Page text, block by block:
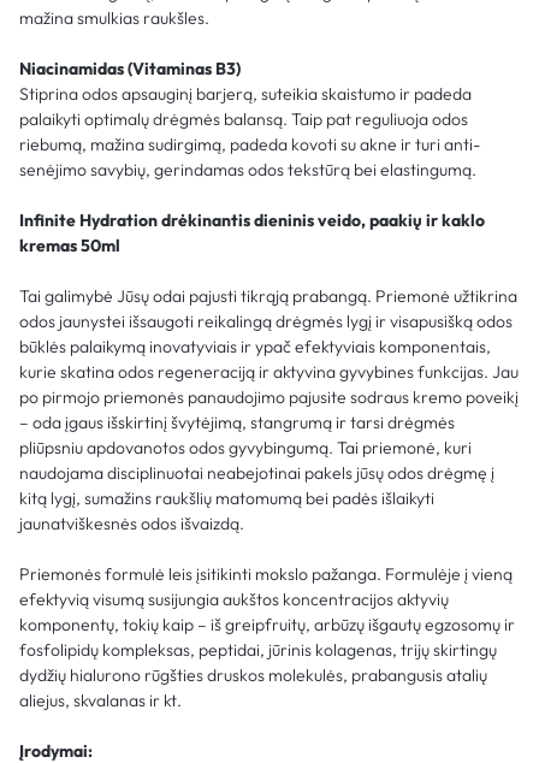
mažina smulkias raukšles.
Niacinamidas (Vitaminas B3)
Stiprina odos apsauginį barjerą, suteikia skaistumo ir padeda
palaikyti optimalų drėgmės balansą. Taip pat reguliuoja odos
riebumą, mažina sudirgimą, padeda kovoti su akne ir turi anti-
senėjimo savybių, gerindamas odos tekstūrą bei elastingumą.
Infinite Hydration drėkinantis dieninis veido, paakių ir kaklo
kremas 50ml
Tai galimybė Jūsų odai pajusti tikrąją prabangą. Priemonė užtikrina
odos jaunystei išsaugoti reikalingą drėgmės lygį ir visapusišką odos
būklės palaikymą inovatyviais ir ypač efektyviais komponentais,
kurie skatina odos regeneraciją ir aktyvina gyvybines funkcijas. Jau
po pirmojo priemonės panaudojimo pajusite sodraus kremo poveikį
– oda įgaus išskirtinį švytėjimą, stangrumą ir tarsi drėgmės
pliūpsniu apdovanotos odos gyvybingumą. Tai priemonė, kuri
naudojama disciplinuotai neabejotinai pakels jūsų odos drėgmę į
kitą lygį, sumažins raukšlių matomumą bei padės išlaikyti
jaunatviškesnės odos išvaizdą.
Priemonės formulė leis įsitikinti mokslo pažanga. Formulėje į vieną
efektyvią visumą susijungia aukštos koncentracijos aktyvių
komponentų, tokių kaip – iš greipfruitų, arbūzų išgautų egzosomų ir
fosfolipidų kompleksas, peptidai, jūrinis kolagenas, trijų skirtingų
dydžių hialurono rūgšties druskos molekulės, prabangusis atalių
aliejus, skvalanas ir kt.
Įrodymai: